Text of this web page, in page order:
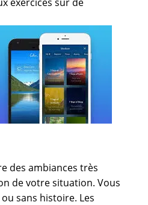
des ambiances très
de votre situation. Vous
sans histoire. Les